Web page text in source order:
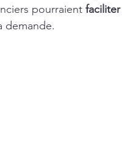
pourraient
demande.